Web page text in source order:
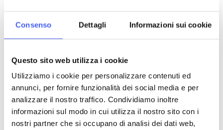
Consenso Dettagli Informazioni sui cookie
Questo sito web utilizza i cookie
Utilizziamo i cookie per personalizzare contenuti ed
annunci, per fornire funzionalità dei social media e per
analizzare il nostro traffico. Condividiamo inoltre
informazioni sul modo in cui utilizza il nostro sito con i
nostri partner che si occupano di analisi dei dati web,